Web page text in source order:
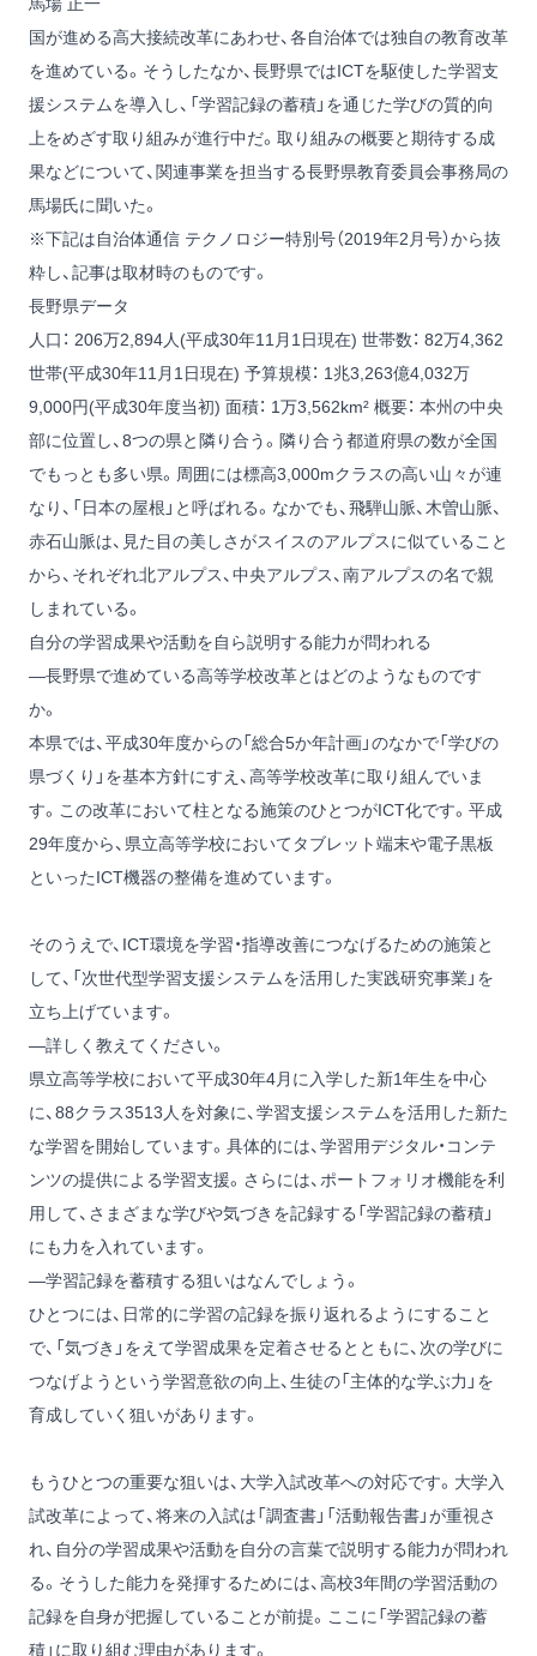
国が進める高大接続改革にあわせ、各自治体では独自の教育改革
を進めている。そうしたなか、長野県ではICTを駆使した学習支
援システムを導入し、「学習記録の蓄積」を通じた学びの質的向
上をめざす取り組みが進行中だ。取り組みの概要と期待する成
果などについて、関連事業を担当する長野県教育委員会事務局の
馬場氏に聞いた。
※下記は自治体通信 テクノロジー特別号（2019年2月号）から抜
粋し、記事は取材時のものです。
長野県データ
人口： 206万2,894人(平成30年11月1日現在) 世帯数： 82万4,362
世帯(平成30年11月1日現在) 予算規模： 1兆3,263億4,032万
9,000円(平成30年度当初) 面積： 1万3,562km² 概要： 本州の中央
部に位置し、8つの県と隣り合う。隣り合う都道府県の数が全国
でもっとも多い県。周囲には標高3,000mクラスの高い山々が連
なり、「日本の屋根」と呼ばれる。なかでも、飛騨山脈、木曽山脈、
赤石山脈は、見た目の美しさがスイスのアルプスに似ていること
から、それぞれ北アルプス、中央アルプス、南アルプスの名で親
しまれている。
自分の学習成果や活動を自ら説明する能力が問われる
―長野県で進めている高等学校改革とはどのようなものです
か。
本県では、平成30年度からの「総合5か年計画」のなかで「学びの
県づくり」を基本方針にすえ、高等学校改革に取り組んでいま
す。この改革において柱となる施策のひとつがICT化です。平成
29年度から、県立高等学校においてタブレット端末や電子黒板
といったICT機器の整備を進めています。
そのうえで、ICT環境を学習・指導改善につなげるための施策と
して、「次世代型学習支援システムを活用した実践研究事業」を
立ち上げています。
―詳しく教えてください。
県立高等学校において平成30年4月に入学した新1年生を中心
に、88クラス3513人を対象に、学習支援システムを活用した新た
な学習を開始しています。具体的には、学習用デジタル・コンテ
ンツの提供による学習支援。さらには、ポートフォリオ機能を利
用して、さまざまな学びや気づきを記録する「学習記録の蓄積」
にも力を入れています。
―学習記録を蓄積する狙いはなんでしょう。
ひとつには、日常的に学習の記録を振り返れるようにすること
で、「気づき」をえて学習成果を定着させるとともに、次の学びに
つなげようという学習意欲の向上、生徒の「主体的な学ぶ力」を
育成していく狙いがあります。
もうひとつの重要な狙いは、大学入試改革への対応です。大学入
試改革によって、将来の入試は「調査書」「活動報告書」が重視さ
れ、自分の学習成果や活動を自分の言葉で説明する能力が問われ
る。そうした能力を発揮するためには、高校3年間の学習活動の
記録を自身が把握していることが前提。ここに「学習記録の蓄
積」に取り組む理由があります。